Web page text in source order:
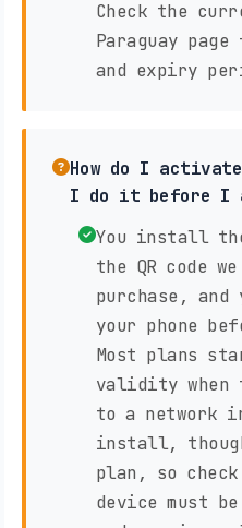
Check the
Paraguay
and expiry
How do I
I do it before I
You install
the QR code
purchase,
your phone
Most plans
validity when
to a network
install,
plan, so
device must